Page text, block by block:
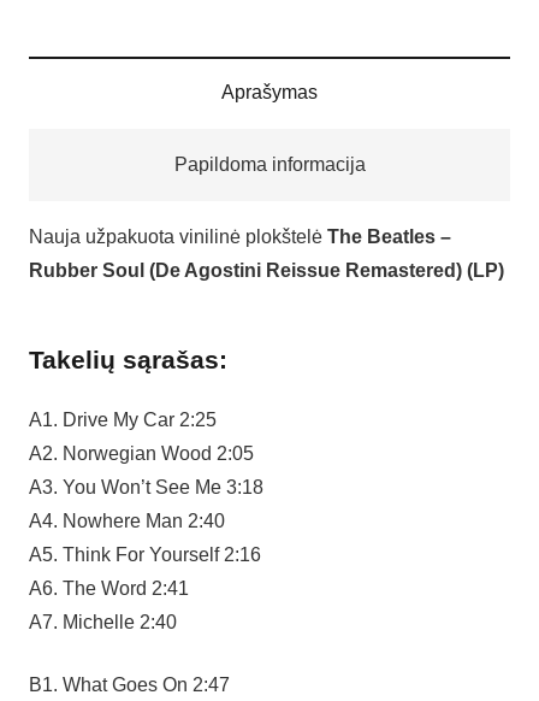
Aprašymas
Papildoma informacija
Nauja užpakuota vinilinė plokštelė The Beatles –
Rubber Soul (De Agostini Reissue Remastered) (LP)
Takelių sąrašas:
A1. Drive My Car 2:25
A2. Norwegian Wood 2:05
A3. You Won’t See Me 3:18
A4. Nowhere Man 2:40
A5. Think For Yourself 2:16
A6. The Word 2:41
A7. Michelle 2:40
B1. What Goes On 2:47